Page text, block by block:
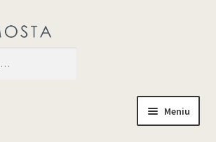
Meniu